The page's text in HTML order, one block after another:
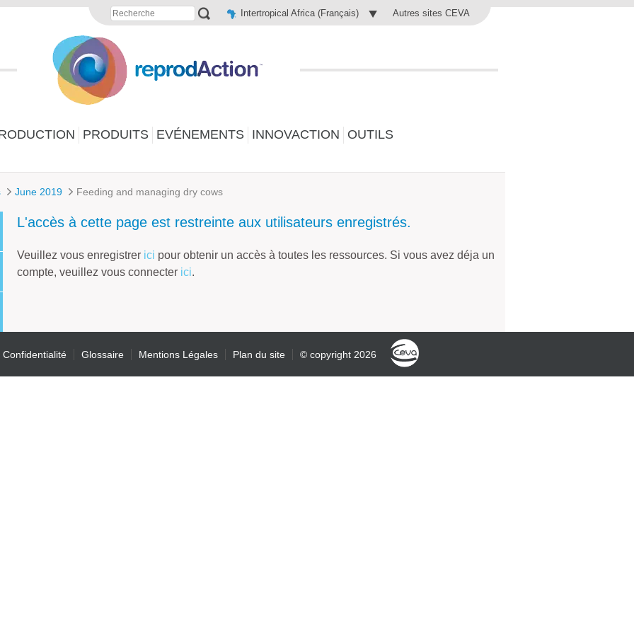
Intertropical Africa (Français) Autres sites CEVA
PRODUITS EVÉNEMENTS INNOVACTION OUTILS
June 2019 Feeding and managing dry cows
L'accès à cette page est restreinte aux utilisateurs enregistrés.
Veuillez vous enregistrer ici pour obtenir un accès à toutes les ressources. Si vous avez déja un
compte, veuillez vous connecter ici.
Confidentialité Glossaire Mentions Légales Plan du site © copyright 2026